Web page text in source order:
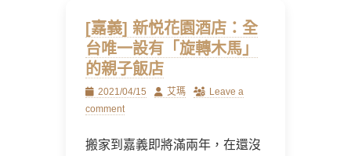
[嘉義] 新悦花園酒店：全
台唯一設有「旋轉木馬」
的親子飯店
Posted
on
2021/04/15 Author
艾瑪
Leave a
comment
搬家到嘉義即將滿兩年，在還沒